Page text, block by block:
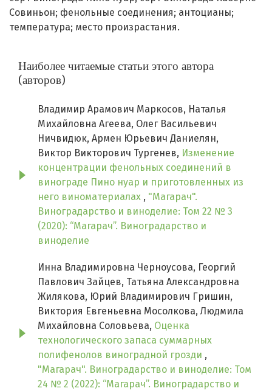
Совиньон; фенольные соединения; антоцианы;
температура; место произрастания.
Наиболее читаемые статьи этого автора
(авторов)
Владимир Арамович Маркосов, Наталья
Михайловна Агеева, Олег Васильевич
Ничвидюк, Армен Юрьевич Даниелян,
Виктор Викторович Тургенев, Изменение
концентрации фенольных соединений в
винограде Пино нуар и приготовленных из
него виноматериалах , "Магарач".
Виноградарство и виноделие: Том 22 № 3
(2020): “Магарач”. Виноградарство и
виноделие
Инна Владимировна Черноусова, Георгий
Павлович Зайцев, Татьяна Александровна
Жилякова, Юрий Владимирович Гришин,
Виктория Евгеньевна Мосолкова, Людмила
Михайловна Соловьева, Оценка
технологического запаса суммарных
полифенолов виноградной грозди ,
"Магарач". Виноградарство и виноделие: Том
24 № 2 (2022): “Магарач”. Виноградарство и